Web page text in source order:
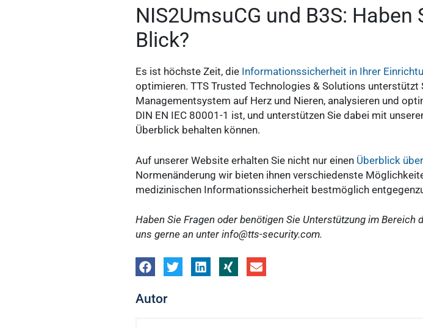
NIS2UmsuCG und B3S:
Blick?
Es ist höchste Zeit, die Informationssicherheit in Ihrer
optimieren. TTS Trusted Technologies & Solutions
Managementsystem auf Herz und Nieren, analysieren und
DIN EN IEC 80001-1 ist, und unterstützen Sie dabei mit
Überblick behalten können.
Auf unserer Website erhalten Sie nicht nur einen Überblick
Normenänderung wir bieten ihnen verschiedenste
medizinischen Informationssicherheit bestmöglich
Haben Sie Fragen oder benötigen Sie Unterstützung im
uns gerne an unter info@tts-security.com.
Autor